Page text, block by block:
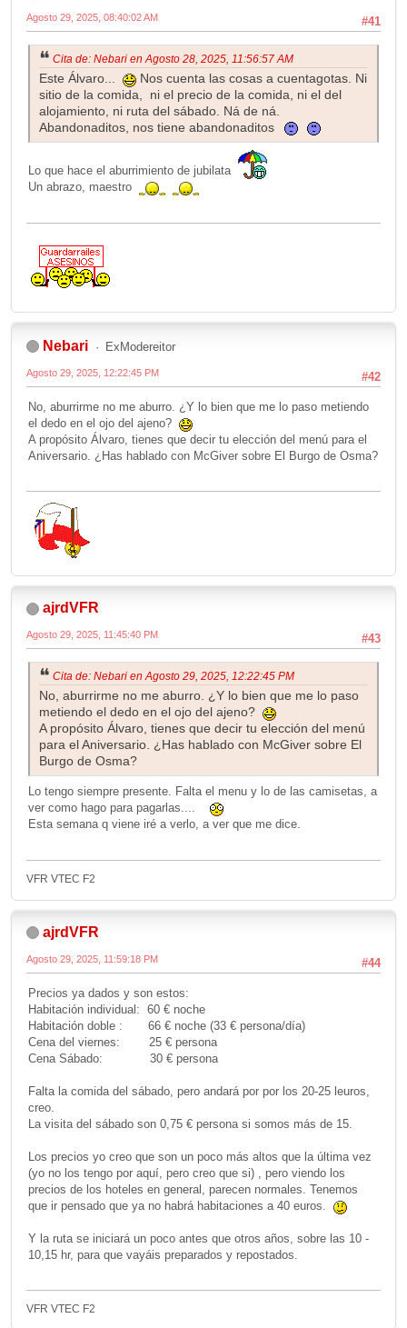
#41
Agosto 29, 2025, 08:40:02 AM
Cita de: Nebari en Agosto 28, 2025, 11:56:57 AM
Este Álvaro...
Nos cuenta las cosas a cuentagotas. Ni
sitio de la comida, ni el precio de la comida, ni el del
alojamiento, ni ruta del sábado. Ná de ná.
Abandonaditos, nos tiene abandonaditos
Lo que hace el aburrimiento de jubilata
Un abrazo, maestro
Nebari ExModereitor
#42
Agosto 29, 2025, 12:22:45 PM
No, aburrirme no me aburro. ¿Y lo bien que me lo paso metiendo
el dedo en el ojo del ajeno?
A propósito Álvaro, tienes que decir tu elección del menú para el
Aniversario. ¿Has hablado con McGiver sobre El Burgo de Osma?
ajrdVFR
#43
Agosto 29, 2025, 11:45:40 PM
Cita de: Nebari en Agosto 29, 2025, 12:22:45 PM
No, aburrirme no me aburro. ¿Y lo bien que me lo paso
metiendo el dedo en el ojo del ajeno?
A propósito Álvaro, tienes que decir tu elección del menú
para el Aniversario. ¿Has hablado con McGiver sobre El
Burgo de Osma?
Lo tengo siempre presente. Falta el menu y lo de las camisetas, a
ver como hago para pagarlas....
Esta semana q viene iré a verlo, a ver que me dice.
VFR VTEC F2
ajrdVFR
#44
Agosto 29, 2025, 11:59:18 PM
Precios ya dados y son estos:
Habitación individual: 60 € noche
Habitación doble : 66 € noche (33 € persona/día)
Cena del viernes: 25 € persona
Cena Sábado: 30 € persona
Falta la comida del sábado, pero andará por por los 20-25 leuros,
creo.
La visita del sábado son 0,75 € persona si somos más de 15.
Los precios yo creo que son un poco más altos que la última vez
(yo no los tengo por aquí, pero creo que si) , pero viendo los
precios de los hoteles en general, parecen normales. Tenemos
que ir pensado que ya no habrá habitaciones a 40 euros.
Y la ruta se iniciará un poco antes que otros años, sobre las 10 -
10,15 hr, para que vayáis preparados y repostados.
VFR VTEC F2